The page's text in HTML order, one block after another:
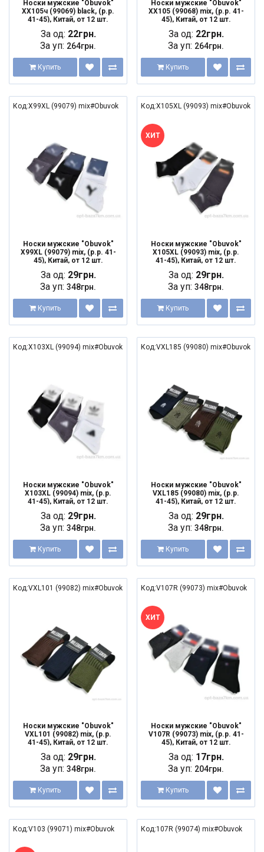
Носки мужские "Obuvok"
XX105ч (99069) black, (р.р.
41-45), Китай, от 12 шт.
За од: 22грн.
За уп: 264грн.
Купить
Носки мужские "Obuvok"
XX105 (99068) mix, (р.р. 41-
45), Китай, от 12 шт.
За од: 22грн.
За уп: 264грн.
Купить
Код:X99XL (99079) mix#Obuvok
Носки мужские "Obuvok"
X99XL (99079) mix, (р.р. 41-
45), Китай, от 12 шт.
За од: 29грн.
За уп: 348грн.
Купить
Код:X105XL (99093) mix#Obuvok
ХИТ
Носки мужские "Obuvok"
X105XL (99093) mix, (р.р.
41-45), Китай, от 12 шт.
За од: 29грн.
За уп: 348грн.
Купить
Код:X103XL (99094) mix#Obuvok
Носки мужские "Obuvok"
X103XL (99094) mix, (р.р.
41-45), Китай, от 12 шт.
За од: 29грн.
За уп: 348грн.
Купить
Код:VXL185 (99080) mix#Obuvok
Носки мужские "Obuvok"
VXL185 (99080) mix, (р.р.
41-45), Китай, от 12 шт.
За од: 29грн.
За уп: 348грн.
Купить
Код:VXL101 (99082) mix#Obuvok
Носки мужские "Obuvok"
VXL101 (99082) mix, (р.р.
41-45), Китай, от 12 шт.
За од: 29грн.
За уп: 348грн.
Купить
Код:V107R (99073) mix#Obuvok
ХИТ
Носки мужские "Obuvok"
V107R (99073) mix, (р.р. 41-
45), Китай, от 12 шт.
За од: 17грн.
За уп: 204грн.
Купить
Код:V103 (99071) mix#Obuvok Код:107R (99074) mix#Obuvok